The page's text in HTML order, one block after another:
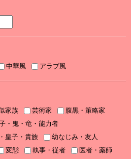
らせ
たがヤンデレ実業家の愛され妻に
ックス参加サイン色紙ちらっと見
庫・Sonyaコミックス参加♡
らせ
中華風 アラブ風
家族 芸術家
腹黒・策略家
・鬼・竜・能力者
皇子・貴族
幼なじみ・友人
変態 執事・従者
医者・薬師